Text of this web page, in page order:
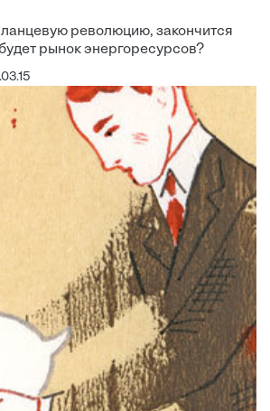
революцию, закончится
рынок энергоресурсов?